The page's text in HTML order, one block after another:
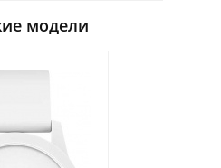
модели